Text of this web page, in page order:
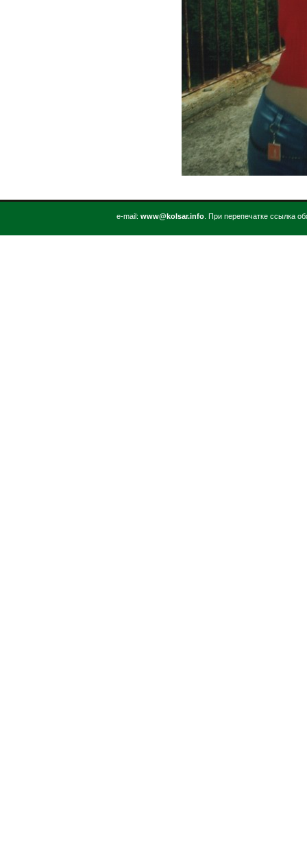
е-mail: www@kolsar.info . При перепечатке ссылка